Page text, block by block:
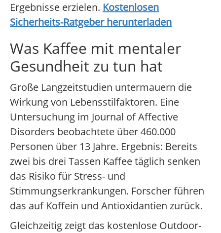
Ergebnisse erzielen. Kostenlosen
Sicherheits-Ratgeber herunterladen
Was Kaffee mit mentaler
Gesundheit zu tun hat
Große Langzeitstudien untermauern die
Wirkung von Lebensstilfaktoren. Eine
Untersuchung im Journal of Affective
Disorders beobachtete über 460.000
Personen über 13 Jahre. Ergebnis: Bereits
zwei bis drei Tassen Kaffee täglich senken
das Risiko für Stress- und
Stimmungserkrankungen. Forscher führen
das auf Koffein und Antioxidantien zurück.
Gleichzeitig zeigt das kostenlose Outdoor-